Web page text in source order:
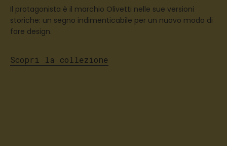
Il protagonista è il marchio Olivetti nelle sue versioni
storiche: un segno indimenticabile per un nuovo modo di
fare design.
Scopri la collezione